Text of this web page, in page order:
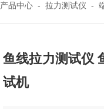
产品中心 -拉力测试仪 -
鱼线拉力测试仪
试机